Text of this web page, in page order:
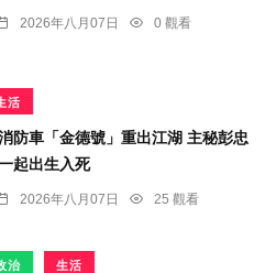
2026年八月07日
0 觀看
活
防車「金德號」重出江湖 主秘彭忠
起出生入死
2026年八月07日
25 觀看
治 生活